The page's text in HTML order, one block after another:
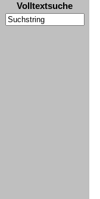
Volltextsuche